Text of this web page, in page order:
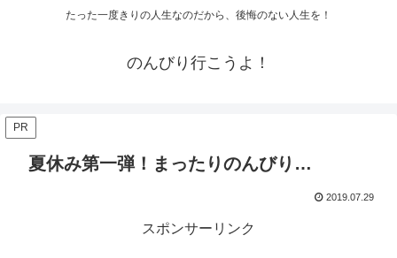
たった一度きりの人生なのだから、後悔のない人生を！
のんびり行こうよ！
PR
夏休み第一弾！まったりのんびり…
2019.07.29
スポンサーリンク